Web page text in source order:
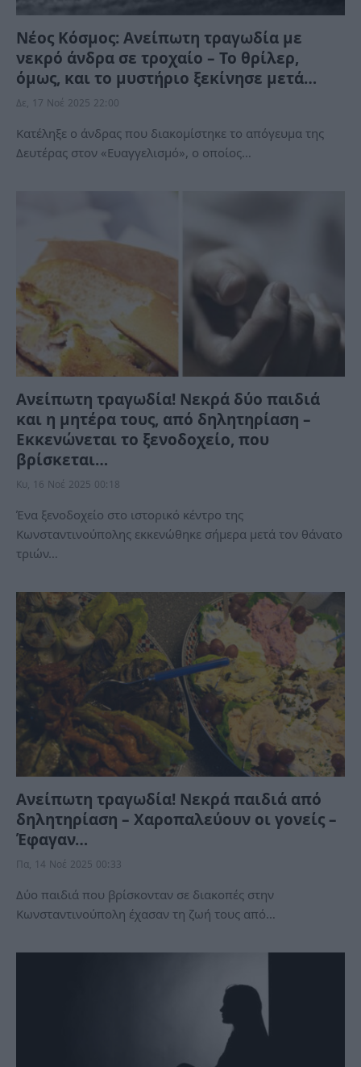
Νέος Κόσμος: Ανείπωτη τραγωδία με
νεκρό άνδρα σε τροχαίο – Το θρίλερ,
όμως, και το μυστήριο ξεκίνησε μετά…
Δε, 17 Νοέ 2025 22:00
Κατέληξε ο άνδρας που διακομίστηκε το απόγευμα της
Δευτέρας στον «Ευαγγελισμό», ο οποίος…
Ανείπωτη τραγωδία! Νεκρά δύο παιδιά
και η μητέρα τους, από δηλητηρίαση –
Εκκενώνεται το ξενοδοχείο, που
βρίσκεται…
Κυ, 16 Νοέ 2025 00:18
Ένα ξενοδοχείο στο ιστορικό κέντρο της
Κωνσταντινούπολης εκκενώθηκε σήμερα μετά τον θάνατο
τριών…
Ανείπωτη τραγωδία! Νεκρά παιδιά από
δηλητηρίαση – Χαροπαλεύουν οι γονείς –
Έφαγαν…
Πα, 14 Νοέ 2025 00:33
Δύο παιδιά που βρίσκονταν σε διακοπές στην
Κωνσταντινούπολη έχασαν τη ζωή τους από…